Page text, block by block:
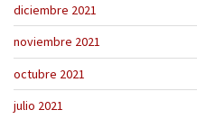
diciembre 2021
noviembre 2021
octubre 2021
julio 2021